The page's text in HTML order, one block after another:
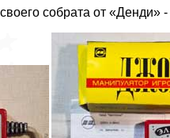
собрата от «Денди» -